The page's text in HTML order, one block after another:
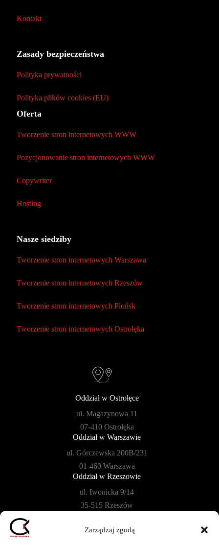
Zarządzaj zgodą
Kontakt
Zasady bezpieczeństwa
Polityka prywatności
Polityka plików cookies (EU)
Oferta
Tworzenie stron internetowych WWW
Pozycjonowanie stron internetowych WWW
Copywriter
Hosting
Nasze siedziby
Tworzenie stron internetowych Warszawa
Tworzenie stron internetowych Rzeszów
Tworzenie stron internetowych Płońsk
Tworzenie stron internetowych Ostrołęka
Oddział w Ostrołęce
ul. Magazynowa 11
07-410 Ostrołęka
Oddział w Warszawie
ul. Górczewska 200B/231
01-460 Warszawa
Oddział w Rzeszowie
ul. Iwonicka 9/14
35-515 Rzeszów
ul. Szkolna 104B/40